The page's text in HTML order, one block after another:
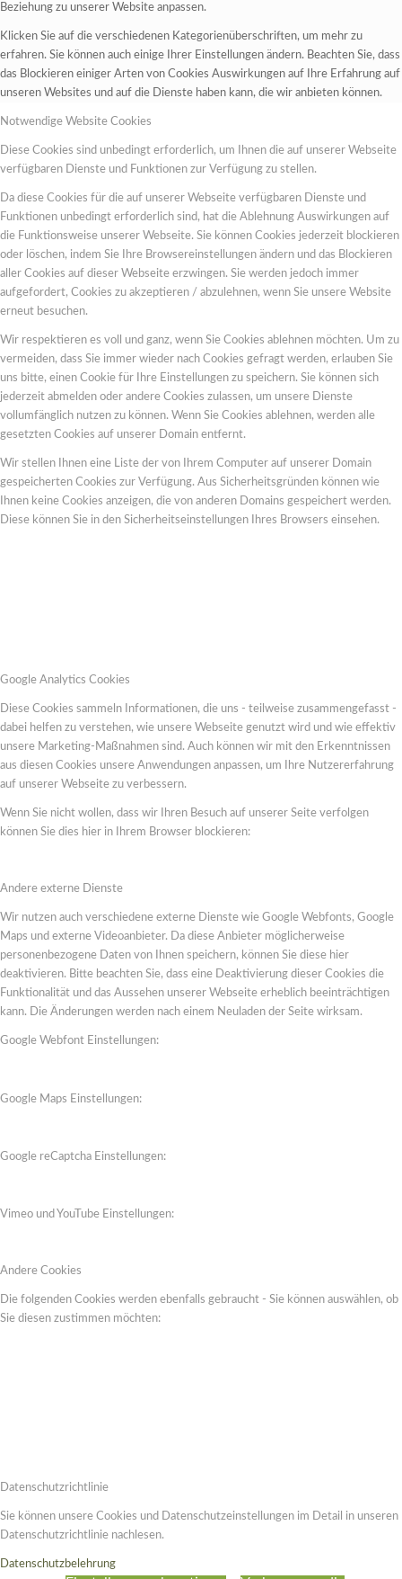
Beziehung zu unserer Website anpassen.
Klicken Sie auf die verschiedenen Kategorienüberschriften, um mehr zu
erfahren. Sie können auch einige Ihrer Einstellungen ändern. Beachten Sie, dass
das Blockieren einiger Arten von Cookies Auswirkungen auf Ihre Erfahrung auf
unseren Websites und auf die Dienste haben kann, die wir anbieten können.
Notwendige Website Cookies
Diese Cookies sind unbedingt erforderlich, um Ihnen die auf unserer Webseite
verfügbaren Dienste und Funktionen zur Verfügung zu stellen.
Da diese Cookies für die auf unserer Webseite verfügbaren Dienste und
Funktionen unbedingt erforderlich sind, hat die Ablehnung Auswirkungen auf
die Funktionsweise unserer Webseite. Sie können Cookies jederzeit blockieren
oder löschen, indem Sie Ihre Browsereinstellungen ändern und das Blockieren
aller Cookies auf dieser Webseite erzwingen. Sie werden jedoch immer
aufgefordert, Cookies zu akzeptieren / abzulehnen, wenn Sie unsere Website
erneut besuchen.
Wir respektieren es voll und ganz, wenn Sie Cookies ablehnen möchten. Um zu
vermeiden, dass Sie immer wieder nach Cookies gefragt werden, erlauben Sie
uns bitte, einen Cookie für Ihre Einstellungen zu speichern. Sie können sich
jederzeit abmelden oder andere Cookies zulassen, um unsere Dienste
vollumfänglich nutzen zu können. Wenn Sie Cookies ablehnen, werden alle
gesetzten Cookies auf unserer Domain entfernt.
Wir stellen Ihnen eine Liste der von Ihrem Computer auf unserer Domain
gespeicherten Cookies zur Verfügung. Aus Sicherheitsgründen können wie
Ihnen keine Cookies anzeigen, die von anderen Domains gespeichert werden.
Diese können Sie in den Sicherheitseinstellungen Ihres Browsers einsehen.
Google Analytics Cookies
Diese Cookies sammeln Informationen, die uns - teilweise zusammengefasst -
dabei helfen zu verstehen, wie unsere Webseite genutzt wird und wie effektiv
unsere Marketing-Maßnahmen sind. Auch können wir mit den Erkenntnissen
aus diesen Cookies unsere Anwendungen anpassen, um Ihre Nutzererfahrung
auf unserer Webseite zu verbessern.
Wenn Sie nicht wollen, dass wir Ihren Besuch auf unserer Seite verfolgen
können Sie dies hier in Ihrem Browser blockieren:
Andere externe Dienste
Wir nutzen auch verschiedene externe Dienste wie Google Webfonts, Google
Maps und externe Videoanbieter. Da diese Anbieter möglicherweise
personenbezogene Daten von Ihnen speichern, können Sie diese hier
deaktivieren. Bitte beachten Sie, dass eine Deaktivierung dieser Cookies die
Funktionalität und das Aussehen unserer Webseite erheblich beeinträchtigen
kann. Die Änderungen werden nach einem Neuladen der Seite wirksam.
Google Webfont Einstellungen:
Google Maps Einstellungen:
Google reCaptcha Einstellungen:
Vimeo und YouTube Einstellungen:
Andere Cookies
Die folgenden Cookies werden ebenfalls gebraucht - Sie können auswählen, ob
Sie diesen zustimmen möchten:
Datenschutzrichtlinie
Sie können unsere Cookies und Datenschutzeinstellungen im Detail in unseren
Datenschutzrichtlinie nachlesen.
Datenschutzbelehrung